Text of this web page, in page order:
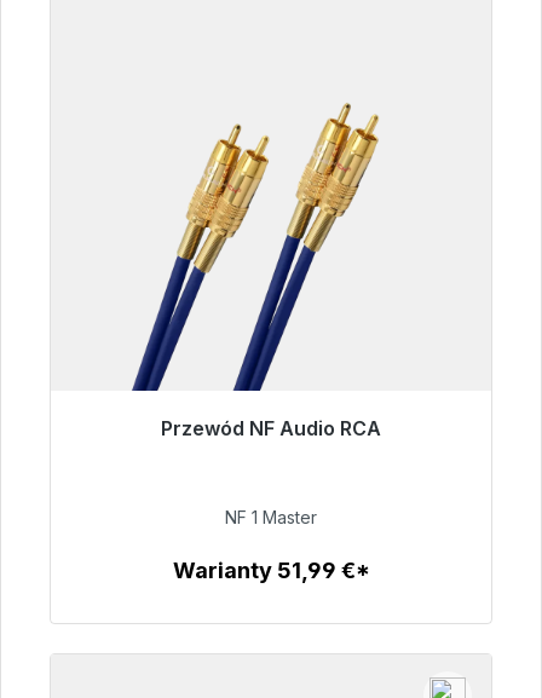
Przewód NF Audio RCA
Gotowy do natychmiastowej wysyłki, czas
99,00 €
NF 1 Master
Warianty 51,99 €*